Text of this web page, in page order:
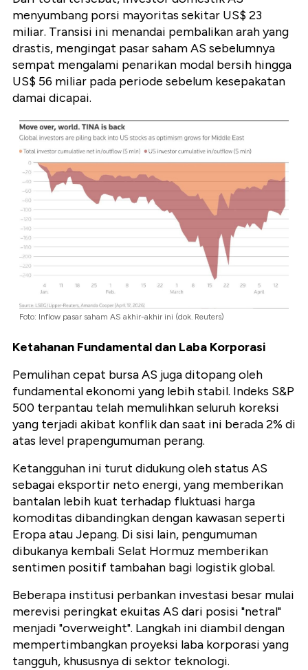
menyumbang porsi mayoritas sekitar US$ 23
miliar. Transisi ini menandai pembalikan arah yang
drastis, mengingat pasar saham AS sebelumnya
sempat mengalami penarikan modal bersih hingga
US$ 56 miliar pada periode sebelum kesepakatan
damai dicapai.
Foto: Inflow pasar saham AS akhir-akhir ini (dok. Reuters)
Ketahanan Fundamental dan Laba Korporasi
Pemulihan cepat bursa AS juga ditopang oleh
fundamental ekonomi yang lebih stabil. Indeks S&P
500 terpantau telah memulihkan seluruh koreksi
yang terjadi akibat konflik dan saat ini berada 2% di
atas level prapengumuman perang.
Ketangguhan ini turut didukung oleh status AS
sebagai eksportir neto energi, yang memberikan
bantalan lebih kuat terhadap fluktuasi harga
komoditas dibandingkan dengan kawasan seperti
Eropa atau Jepang. Di sisi lain, pengumuman
dibukanya kembali Selat Hormuz memberikan
sentimen positif tambahan bagi logistik global.
Beberapa institusi perbankan investasi besar mulai
merevisi peringkat ekuitas AS dari posisi "netral"
menjadi "overweight". Langkah ini diambil dengan
mempertimbangkan proyeksi laba korporasi yang
tangguh, khususnya di sektor teknologi.